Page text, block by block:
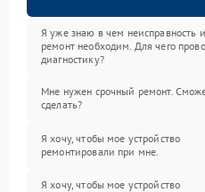
Я уже знаю в чем неисправность
ремонт необходим. Для чего
диагностику?
Мне нужен срочный ремонт.
сделать?
Я хочу, чтобы мое устройство
ремонтировали при мне.
Я хочу, чтобы мое устройство